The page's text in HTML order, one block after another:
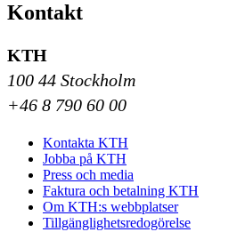
Kontakt
KTH
100 44 Stockholm
+46 8 790 60 00
Kontakta KTH
Jobba på KTH
Press och media
Faktura och betalning KTH
Om KTH:s webbplatser
Tillgänglighetsredogörelse